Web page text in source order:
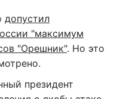
допустил
"максимум
"Орешник". Но это
президент